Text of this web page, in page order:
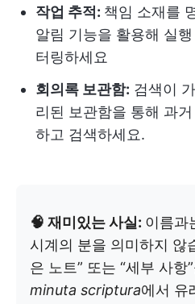
작업 추적: 책임 소재를
알림 기능을 활용해 실
터링하세요
회의록 보관함: 검색이
리된 보관함을 통해 과거
하고 검색하세요.
🧠 재미있는 사실: 이름과
시계의 분을 의미하지 않
은 노트” 또는 “세부 사항
minuta scriptura에서 유